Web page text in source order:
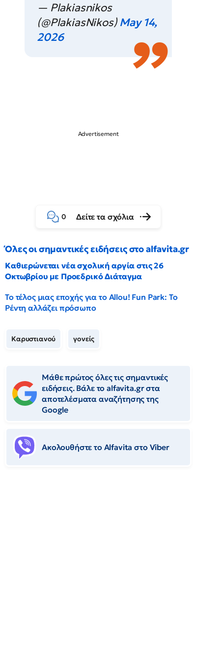
— Plakiasnikos
(@PlakiasNikos)May 14,
2026
0 Δείτε τα σχόλια
Όλες οι σημαντικές ειδήσεις στο alfavita.gr
Καθιερώνεται νέα σχολική αργία στις 26
Οκτωβρίου με Προεδρικό Διάταγμα
Το τέλος μιας εποχής για το Allou! Fun Park: Το
Ρέντη αλλάζει πρόσωπο
Καρυστιανού γονείς
Μάθε πρώτος όλες τις σημαντικές
ειδήσεις. Βάλε το alfavita.gr στα
αποτελέσματα αναζήτησης της
Google
Ακολουθήστε το Αlfavita στο Viber